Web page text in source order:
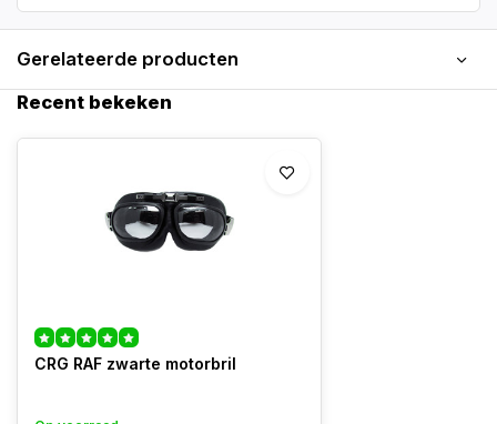
Gerelateerde producten
Recent bekeken
CRG RAF zwarte motorbril